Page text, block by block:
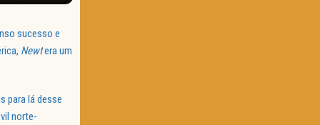
sucesso e
Newtera um
para lá desse
norte-